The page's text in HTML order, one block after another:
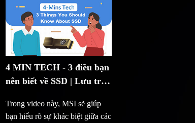
4 MIN TECH - 3 điều bạn
nên biết về SSD | Lưu trữ
Trong video này, MSI sẽ giúp
bạn hiểu rõ sự khác biệt giữa các